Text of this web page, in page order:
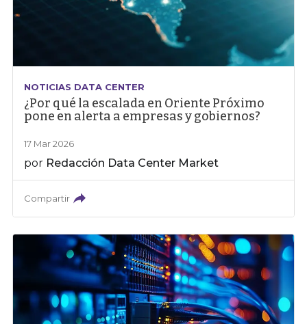
NOTICIAS DATA CENTER
¿Por qué la escalada en Oriente Próximo
pone en alerta a empresas y gobiernos?
17 Mar 2026
por Redacción Data Center Market
Compartir